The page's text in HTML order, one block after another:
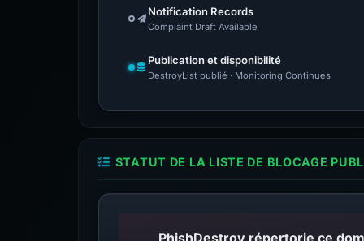
Notification Records
Complaint Draft Available
Publication et disponibilité
DestroyList publié · Monitoring Continues
STATUT DE LA LISTE DE BLOCAGE